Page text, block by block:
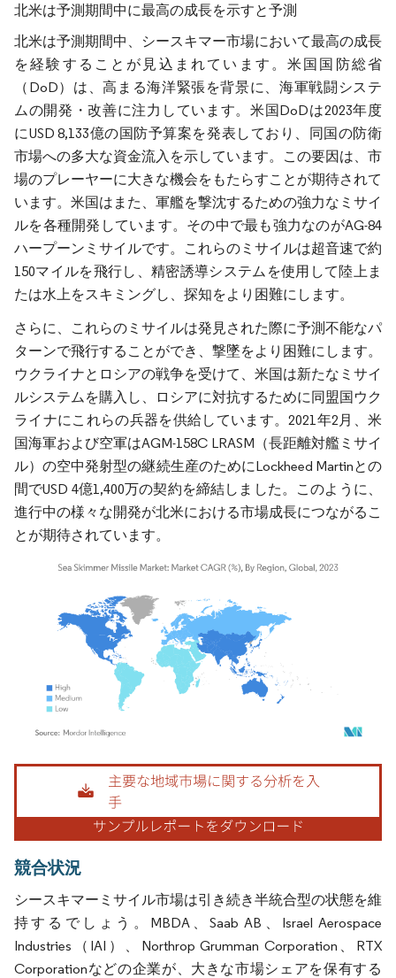
北米は予測期間中に最高の成長を示すと予測
北米は予測期間中、シースキマー市場において最高の成長
を経験することが見込まれています。米国国防総省
（DoD）は、高まる海洋緊張を背景に、海軍戦闘システ
ムの開発・改善に注力しています。米国DoDは2023年度
にUSD 8,133億の国防予算案を発表しており、同国の防衛
市場への多大な資金流入を示しています。この要因は、市
場のプレーヤーに大きな機会をもたらすことが期待されて
います。米国はまた、軍艦を撃沈するための強力なミサイ
ルを各種開発しています。その中で最も強力なのがAG-84
ハープーンミサイルです。これらのミサイルは超音速で約
150マイルを飛行し、精密誘導システムを使用して陸上ま
たは水上をスキミングし、探知をより困難にします。
さらに、これらのミサイルは発見された際に予測不能なパ
ターンで飛行することができ、撃墜をより困難にします。
ウクライナとロシアの戦争を受けて、米国は新たなミサイ
ルシステムを購入し、ロシアに対抗するために同盟国ウク
ライナにこれらの兵器を供給しています。2021年2月、米
国海軍および空軍はAGM-158C LRASM（長距離対艦ミサイ
ル）の空中発射型の継続生産のためにLockheed Martinとの
間でUSD 4億1,400万の契約を締結しました。このように、
進行中の様々な開発が北米における市場成長につながるこ
とが期待されています。
画像 © Mordor Intelligence。再利用にはCC BY 4.0の表示が必要です。
競合状況
シースキマーミサイル市場は引き続き半統合型の状態を維
持するでしょう。MBDA、Saab AB、Israel Aerospace
Industries（IAI）、Northrop Grumman Corporation、RTX
Corporationなどの企業が、大きな市場シェアを保有する